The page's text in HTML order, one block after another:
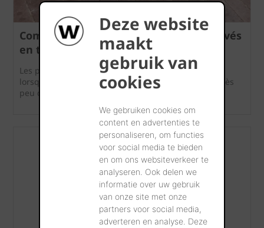
Deze website
maakt
gebruik van
cookies
We gebruiken cookies om
content en advertenties te
personaliseren, om functies
voor social media te bieden
en om ons websiteverkeer te
analyseren. Ook delen we
informatie over uw gebruik
van onze site met onze
partners voor social media,
adverteren en analyse. Deze
Comment entretenir facilement les pavés
en terre cuite?
Les pavés en terre cuite offrent un solide avantage:
lorsqu’ils sont correctement posés, ils nécessitent très
peu d’entretien.